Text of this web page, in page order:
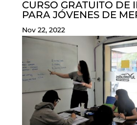
CURSO GRATUITO DE
PARA JÓVENES DE
Nov 22, 2022